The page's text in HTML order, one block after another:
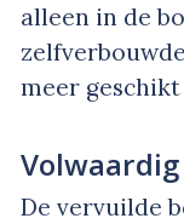
alleen in de
zelfverbouwde
meer
De vervuilde